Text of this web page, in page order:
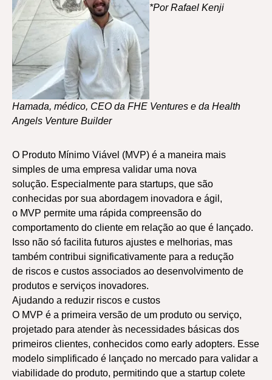
*Por Rafael Kenji
Hamada, médico, CEO da FHE Ventures e da Health
Angels Venture Builder
O Produto Mínimo Viável (MVP) é a maneira mais
simples de uma empresa validar uma nova
solução. Especialmente para startups, que são
conhecidas por sua abordagem inovadora e ágil,
o MVP permite uma rápida compreensão do
comportamento do cliente em relação ao que é lançado.
Isso não só facilita futuros ajustes e melhorias, mas
também contribui significativamente para a redução
de riscos e custos associados ao desenvolvimento de
produtos e serviços inovadores.
Ajudando a reduzir riscos e custos
O MVP é a primeira versão de um produto ou serviço,
projetado para atender às necessidades básicas dos
primeiros clientes, conhecidos como early adopters. Esse
modelo simplificado é lançado no mercado para validar a
viabilidade do produto, permitindo que a startup colete